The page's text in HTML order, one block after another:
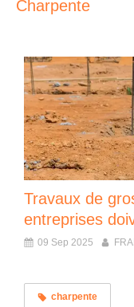
Charpente
Travaux de
entreprises
09 Sep 2025
charpente